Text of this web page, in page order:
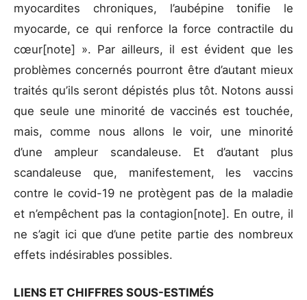
myocardites chroniques, l’aubépine tonifie le
myocarde, ce qui renforce la force contractile du
cœur[note] ». Par ailleurs, il est évident que les
problèmes concernés pourront être d’autant mieux
traités qu’ils seront dépistés plus tôt. Notons aussi
que seule une minorité de vaccinés est touchée,
mais, comme nous allons le voir, une minorité
d’une ampleur scandaleuse. Et d’autant plus
scandaleuse que, manifestement, les vaccins
contre le covid-19 ne protègent pas de la maladie
et n’empêchent pas la contagion[note]. En outre, il
ne s’agit ici que d’une petite partie des nombreux
effets indésirables possibles.
LIENS ET CHIFFRES SOUS-ESTIMÉS